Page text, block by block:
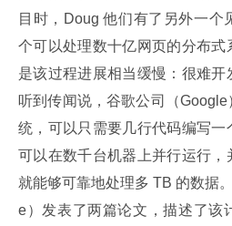
目时，Doug 他们有了另外一个
个可以处理数十亿网页的分布式
是该过程进展相当缓慢：很难
听到传闻说，谷歌公司（
统，可以只需要几行代码编写
可以在数千台机器上并行运行，
就能够可靠地处理多 TB 的数据
e）发表了两篇论文，描述了该